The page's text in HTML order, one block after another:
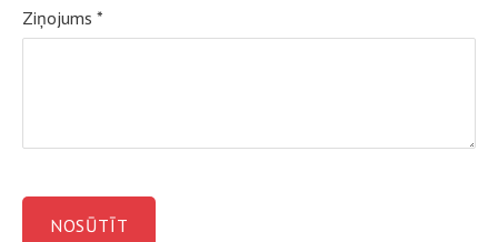
Ziņojums *